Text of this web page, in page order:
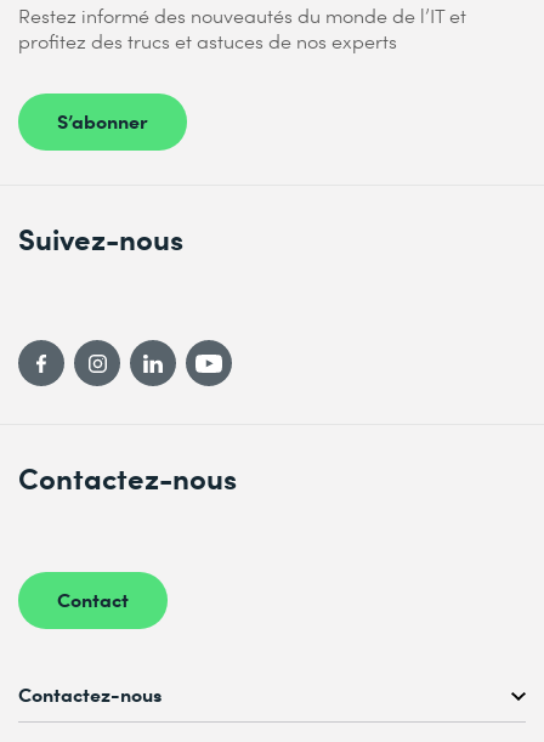
Restez informé des nouveautés du monde de l’IT et
profitez des trucs et astuces de nos experts
S’abonner
Contactez-nous
Contact
Suivez-nous
Contactez-nous